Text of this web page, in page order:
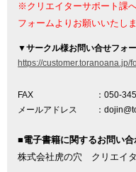
※クリエイターサポート課
フォームよりお願いいたしま
▼サークル様お問い合せフォ
https://customer.toranoana.jp/
FAX
：050-
メールアドレス
：
■電子書籍に関するお問い
株式会社虎の穴 クリエイ